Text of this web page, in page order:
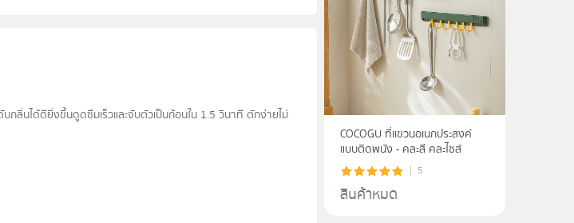
ลิ่นได้ดียิ่งขึ้นดูดซึมเร็วและจับตัวเป็นก้อนใน 1.5 วินาที ตักง่ายไม่
COCOGU ที่แขวนอเนกประสงค์
แบบติดพนัง - คละสี คละไซส์
5
สินค้าหมด